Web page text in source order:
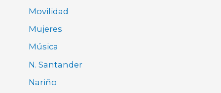
Movilidad
Mujeres
Música
N. Santander
Nariño